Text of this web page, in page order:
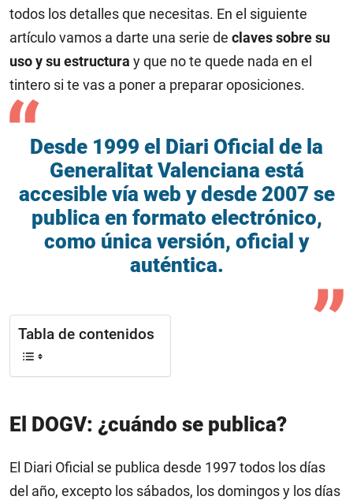
todos los detalles que necesitas. En el siguiente
artículo vamos a darte una serie de claves sobre su
uso y su estructura y que no te quede nada en el
tintero si te vas a poner a preparar oposiciones.
Desde 1999 el Diari Oficial de la
Generalitat Valenciana está
accesible vía web y desde 2007 se
publica en formato electrónico,
como única versión, oficial y
auténtica.
Tabla de contenidos
El DOGV: ¿cuándo se publica?
El Diari Oficial se publica desde 1997 todos los días
del año, excepto los sábados, los domingos y los días